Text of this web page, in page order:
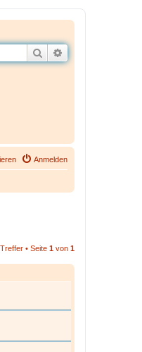
Suche
Anmelden
• Seite 1 von 1